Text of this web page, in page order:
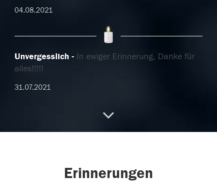
04.08.2021
Unvergesslich
In ewiger Erinnerung, Danke für
alles!!!!!
31.07.2021
In ewiger Erinnerung
Vielen Dank für die
Erinnerungen